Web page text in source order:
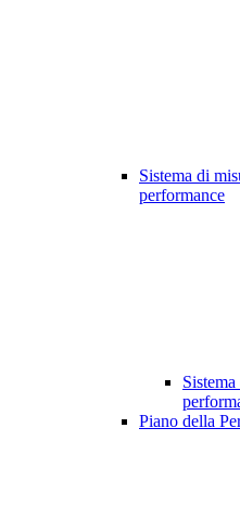
Sistema di
performance
Piano della